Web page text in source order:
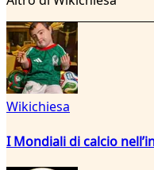
Wikichiesa
I Mondiali di calcio